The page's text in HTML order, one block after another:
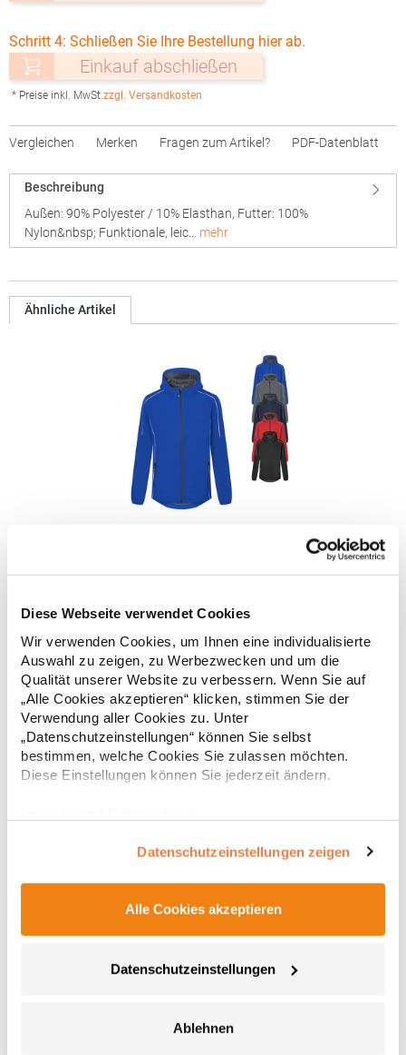
Diese Webseite verwendet Cookies
Wir verwenden Cookies, um Ihnen eine individualisierte
Auswahl zu zeigen, zu Werbezwecken und um die
Qualität unserer Website zu verbessern. Wenn Sie auf
„Alle Cookies akzeptieren“ klicken, stimmen Sie der
Verwendung aller Cookies zu. Unter
„Datenschutzeinstellungen“ können Sie selbst
bestimmen, welche Cookies Sie zulassen möchten.
Diese Einstellungen können Sie jederzeit ändern.
Datenschutzeinstellungen zeigen
Alle Cookies akzeptieren
Datenschutzeinstellungen
Ablehnen
Schritt 4: Schließen Sie Ihre Bestellung hier ab.
Einkauf abschließen
* Preise inkl. MwSt.zzgl. Versandkosten
Vergleichen Merken Fragen zum Artikel? PDF-Datenblatt
Beschreibung
Außen: 90% Polyester / 10% Elasthan, Futter: 100%
Nylon&nbsp; Funktionale, leic… mehr
Ähnliche Artikel
E7830 Promodoro Herren leichte Softshell Jacke
Kinnschutz Verlängertes Rückenteil mit abgerundetem Saum 2
Schlüsselanhänger in Seitentasche Reflektierende Paspeln und
Reißverschlussanhänger Teilungsnähte Neutrales Größenetikett
Atmungsaktiv, wasserdicht 8.000 mm, winddicht Softshell-
Single-Jersey-Bonding Bi-elastischMaterialzusammensetzung:
72% Polyester / 25% Baumwolle / 3% ElasthanAngaben zur
Produktsicherheit: Herst.-Nr.: 7830Hersteller: Promodoro
Fashion GmbH Am Gatherhof 57 40472 Düsseldorf Deutschland
E-Mail: info@promodoro.de
ab 66,82 € *
* Preise inkl. gesetzlicher Mwst. +Versandkosten *
Softshelljacke